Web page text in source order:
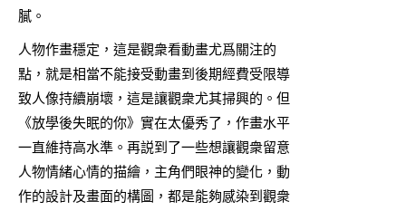
膩。
人物作畫穩定，這是觀衆看動畫尤爲關注的
點，就是相當不能接受動畫到後期經費受限導
致人像持續崩壞，這是讓觀衆尤其掃興的。但
《放學後失眠的你》實在太優秀了，作畫水平
一直維持高水準。再説到了一些想讓觀衆留意
人物情緒心情的描繪，主角們眼神的變化，動
作的設計及畫面的構圖，都是能夠感染到觀衆